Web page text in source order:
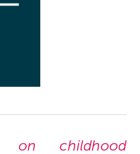
on childhood